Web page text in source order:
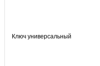
Ключ универсальный